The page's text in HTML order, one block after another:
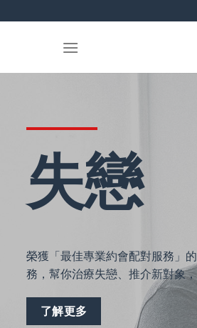
to
失戀
榮獲「最佳專業約會配對服務」
務，幫你治療失戀、推介新對象，
了解更多